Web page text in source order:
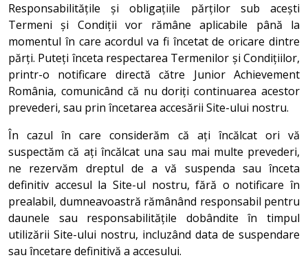
Responsabilitățile și obligațiile părților sub acești
Termeni și Condiții vor rămâne aplicabile până la
momentul în care acordul va fi încetat de oricare dintre
părți. Puteți înceta respectarea Termenilor și Condițiilor,
printr-o notificare directă către Junior Achievement
România, comunicând că nu doriți continuarea acestor
prevederi, sau prin încetarea accesării Site-ului nostru.
În cazul în care considerăm că ați încălcat ori vă
suspectăm că ați încălcat una sau mai multe prevederi,
ne rezervăm dreptul de a vă suspenda sau înceta
definitiv accesul la Site-ul nostru, fără o notificare în
prealabil, dumneavoastră rămânând responsabil pentru
daunele sau responsabilitățile dobândite în timpul
utilizării Site-ului nostru, incluzând data de suspendare
sau încetare definitivă a accesului.